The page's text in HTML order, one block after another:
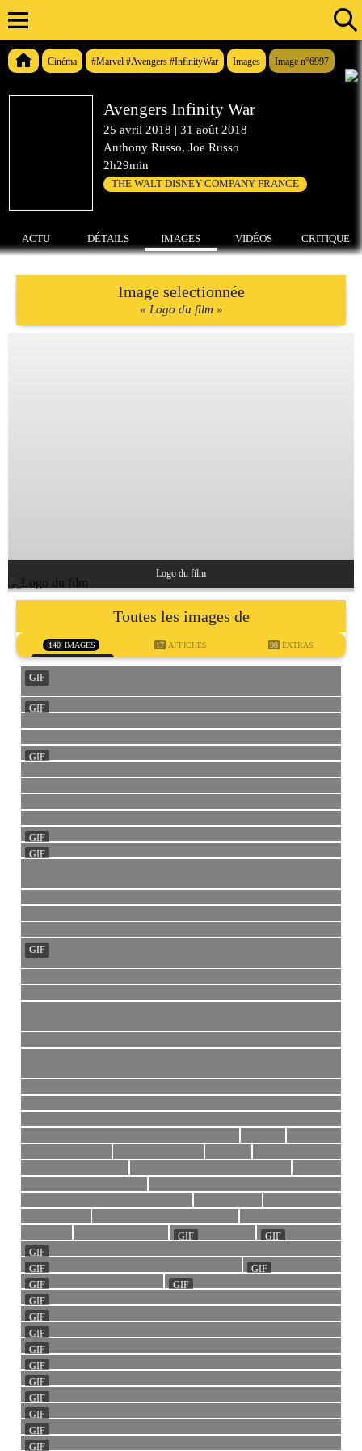
Cinéma #Marvel #Avengers #InfinityWar Images Image n°6997
Avengers Infinity War
25 avril 2018 | 31 août 2018
Anthony Russo, Joe Russo
2h29min
THE WALT DISNEY COMPANY FRANCE
ACTU DÉTAILS IMAGES VIDÉOS CRITIQUE
Image selectionnée
« Logo du film »
Logo du film
Toutes les images de
140 IMAGES 17 AFFICHES 98 EXTRAS